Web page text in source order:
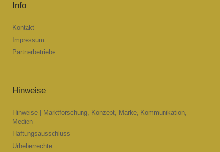
Info
Kontakt
Impressum
Partnerbetriebe
Hinweise
Hinweise | Marktforschung, Konzept, Marke, Kommunikation,
Medien
Haftungsausschluss
Urheberrechte